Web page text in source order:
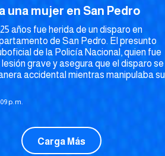
una mujer en San Pedro
años fue herida de un disparo en
de San Pedro. El presunto
de la Policía Nacional, quien fue
grave y asegura que el disparo se
accidental mientras manipulaba su
p. m.
Carga Más